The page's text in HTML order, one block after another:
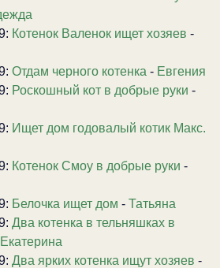
Котенок Валенок ищет хозяев -
Отдам черного котенка - Евгения
Роскошный кот в добрые руки -
Ищет дом годовалый котик Макс.
Котенок Смоу в добрые руки -
Белочка ищет дом - Татьяна
Два котенка в тельняшках в
Екатерина
Два ярких котенка ищут хозяев -